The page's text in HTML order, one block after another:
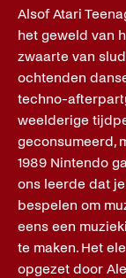
Alsof Atari
het geweld van
zwaarte van
ochtenden
techno-
weelderige
geconsumeerd,
1989 Nintendo
ons leerde dat
bespelen om
eens een
te maken. Het
opgezet door